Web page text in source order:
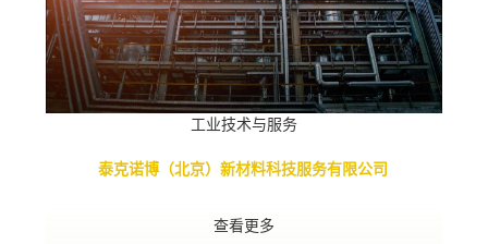
工业技术与服务
泰克诺博（北京）新材料科技服务有限公司
查看更多